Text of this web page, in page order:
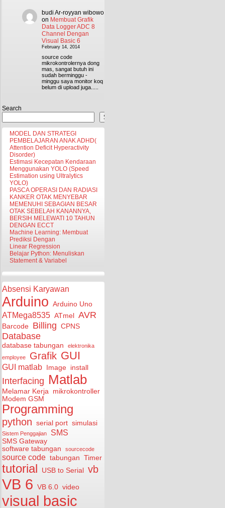
budi Ar-royyan wibowo
on Membuat Grafik
Data Logger ADC 8
Channel Dengan
Visual Basic 6
February 14, 2014
source code
mikrokontrolernya dong
mas, sangat butuh ini
sudah berminggu -
minggu saya monitor koq
belum di upload juga.....
Search
Search
MODEL DAN STRATEGI
PEMBELAJARAN ANAK ADHD(
Attention Deficit Hyperactivity
Disorder)
Estimasi Kecepatan Kendaraan
Menggunakan YOLO (Speed
Estimation using Ultralytics
YOLO)
PASCA OPERASI DAN RADIASI
KANKER OTAK MENYEBAR
MEMENUHI SEBAGIAN BESAR
OTAK SEBELAH KANANNYA,
BERSIH MELEWATI 10 TAHUN
DENGAN ECCT
Machine Learning: Membuat
Prediksi Dengan
Linear Regression
Belajar Python: Menuliskan
Statement & Variabel
Absensi Karyawan
Arduino Arduino Uno
ATMega8535 ATmel AVR
Barcode Billing CPNS
Database
database tabungan
elektronika
employee
Grafik GUI
GUI matlab Image install
Interfacing Matlab
Melamar Kerja mikrokontroller
Modem GSM
Programming
python serial port simulasi
Sistem Penggajian SMS
SMS Gateway
software tabungan
sourcecode
source code tabungan Timer
tutorial USB to Serial vb
VB 6 VB 6.0 video
visual basic